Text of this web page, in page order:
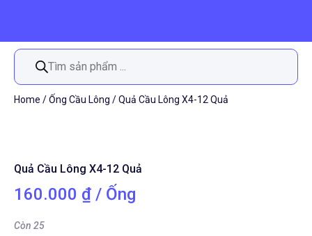
Tìm
phẩm
Home /Ống Cầu Lông / Quả Cầu Lông X4-12 Quả
Quả Cầu Lông X4-12 Quả
160.000 ₫ / Ống
Còn 25